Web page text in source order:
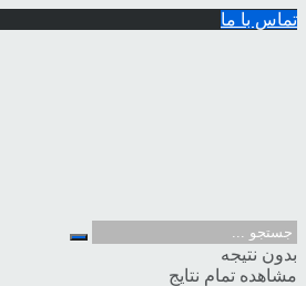
تماس با ما
بدون نتیجه
مشاهده تمام نتایج